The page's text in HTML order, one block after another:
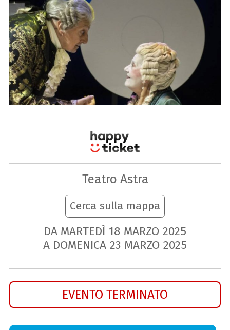
Teatro Astra
Cerca sulla mappa
DA MARTEDÌ 18 MARZO 2025
A DOMENICA 23 MARZO 2025
EVENTO TERMINATO